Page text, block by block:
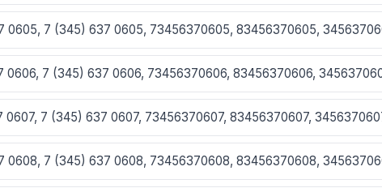
0605, 7 (345) 637 0605, 73456370605, 83456370605,
7 (345) 637 0606, 73456370606, 83456370606,
7 (345) 637 0607, 73456370607, 83456370607,
0608, 7 (345) 637 0608, 73456370608, 83456370608,